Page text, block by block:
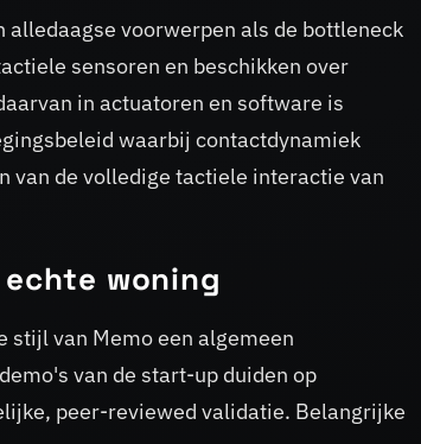
voorwerpen als de bottleneck
sensoren en beschikken over
in actuatoren en software is
waarbij contactdynamiek
de volledige tactiele interactie van
woning
stijl van Memo een algemeen
van de start-up duiden op
peer-reviewed validatie. Belangrijke